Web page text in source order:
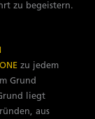
zu begeistern.
ONE zu jedem
Grund
liegt
aus